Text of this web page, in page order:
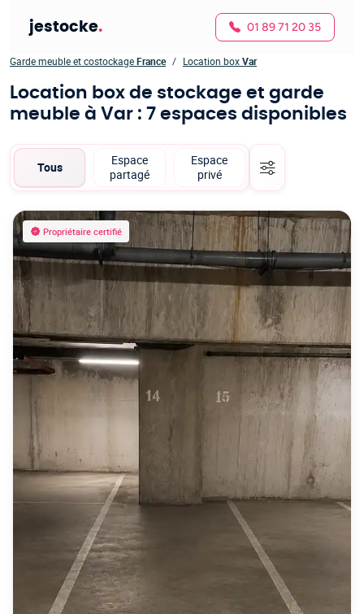
jestocke. 01 89 71 20 35
Garde meuble et costockageFrance Location boxVar
Location box de stockage et garde
meuble à Var : 7 espaces disponibles
Tous
Espace
partagé
Espace
privé
Propriétaire certifié